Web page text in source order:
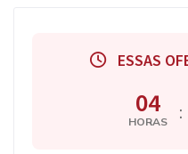
ESSAS
04
HORAS :